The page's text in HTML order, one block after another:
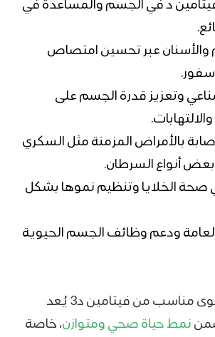
د في الجسم والمساعدة في
والأسنان عبر تحسين امتصاص
وتعزيز قدرة الجسم على
بالأمراض المزمنة مثل السكري
أنواع السرطان.
الخلايا وتنظيم نموها بشكل
ودعم وظائف الجسم الحيوية
الحفاظ على مستوى مناسب من فيتامين د3 يُعد
نمط حياة صحي ومتوازن، خاصة